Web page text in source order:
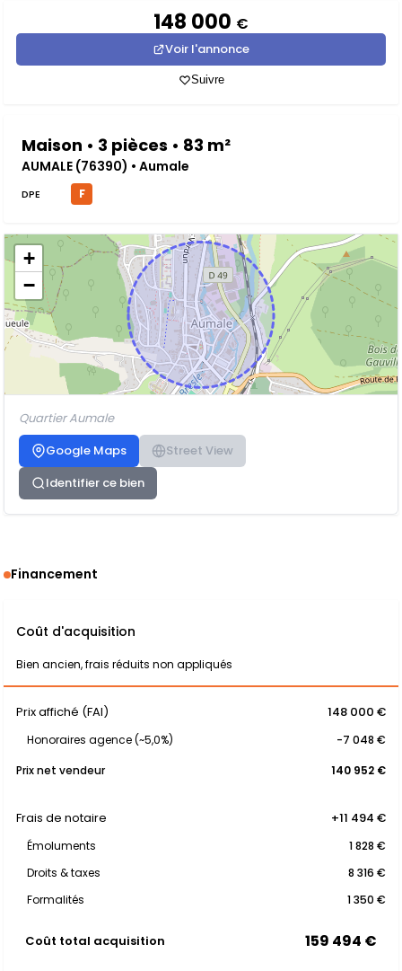
148 000 €
Voir l'annonce
Suivre
Maison • 3 pièces • 83 m²
AUMALE (76390) • Aumale
DPE F
+
−
Quartier Aumale
Google Maps
Street View
Identifier ce bien
Financement
Coût d'acquisition
Bien ancien, frais réduits non appliqués
Prix affiché (FAI) 148 000 €
Honoraires agence (~5,0%)
-7 048 €
Prix net vendeur
140 952 €
Frais de notaire +11 494 €
Émoluments
1 828 €
Droits & taxes
8 316 €
Formalités
1 350 €
Coût total acquisition 159 494 €